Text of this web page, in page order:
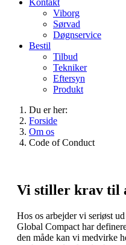
Kontakt
Viborg
Sørvad
Døgnservice
Bestil
Tilbud
Tekniker
Eftersyn
Produkt
Du er her:
Forside
Om os
Code of Conduct
Vi stiller krav til
Hos os arbejder vi seriøst
Global Compact har
den måde kan vi medvirke